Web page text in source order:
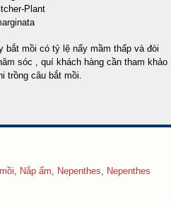
Plant
bắt mồi có tỷ lệ nẩy mầm thấp và đòi
sóc , quí khách hàng cần tham khảo
trồng câu bắt mồi.
Nắp ấm Nepenthes
Nepenthes